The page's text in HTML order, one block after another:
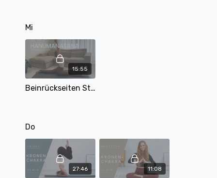
Mi
15:55
Beinrückseiten Stretching Routine | Hanumanasana | 16 min | mit Matthäa
Do
27:46 11:08